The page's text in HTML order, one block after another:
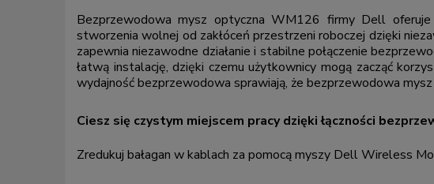
Bezprzewodowa mysz optyczna WM126 firmy Dell oferuje
stworzenia wolnej od zakłóceń przestrzeni roboczej dzięki
zapewnia niezawodne działanie i stabilne połączenie
łatwą instalację, dzięki czemu użytkownicy mogą zacząć
wydajność bezprzewodowa sprawiają, że bezprzewodowa
Ciesz się czystym miejscem pracy dzięki łączności
Zredukuj bałagan w kablach za pomocą myszy Dell Wireless